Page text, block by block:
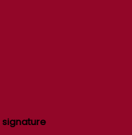
signature